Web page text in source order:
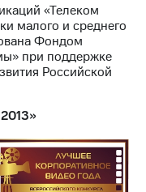
«Телеком
малого и среднего
Фондом
при поддержке
Российской